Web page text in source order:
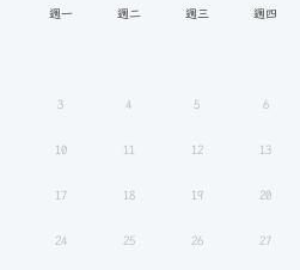
週一 週二 週三 週四
3 4 5 6
10 11 12 13
17 18 19 20
24 25 26 27